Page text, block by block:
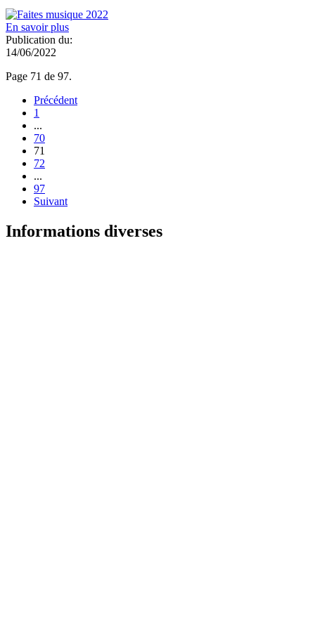
En savoir plus
Publication du:
14/06/2022
Page 71 de 97.
Précédent
1
...
70
71
72
...
97
Suivant
Informations diverses